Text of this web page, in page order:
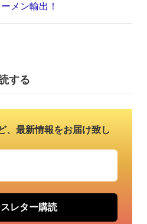
メン輸出！
する
、最新情報をお届け致し